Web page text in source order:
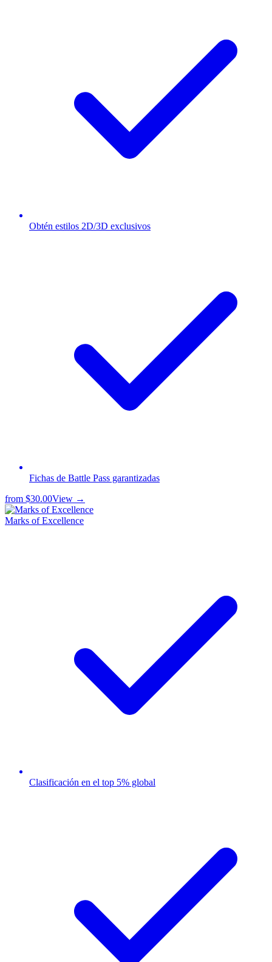
Obtén estilos 2D/3D exclusivos
Fichas de Battle Pass garantizadas
from $30.00View →
Marks of Excellence
Clasificación en el top 5% global